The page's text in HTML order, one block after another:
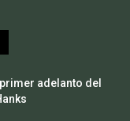
adelanto del